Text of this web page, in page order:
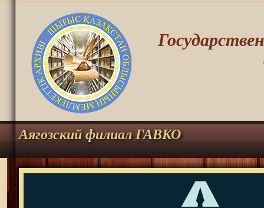
Аягозский филиал ГАВКО